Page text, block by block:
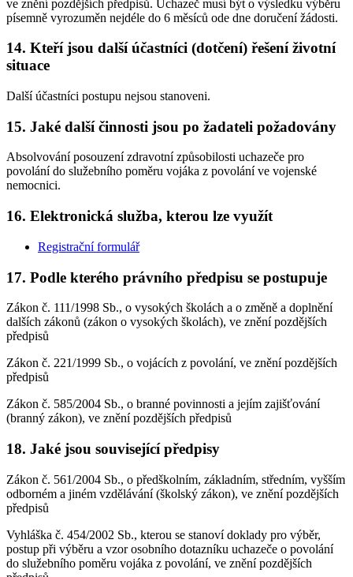
ve znění pozdějších předpisů. Uchazeč musí být o výsledku výběru
písemně vyrozuměn nejdéle do 6 měsíců ode dne doručení žádosti.
14. Kteří jsou další účastníci (dotčení) řešení životní
situace
Další účastníci postupu nejsou stanoveni.
15. Jaké další činnosti jsou po žadateli požadovány
Absolvování posouzení zdravotní způsobilosti uchazeče pro
povolání do služebního poměru vojáka z povolání ve vojenské
nemocnici.
16. Elektronická služba, kterou lze využít
Registrační formulář
17. Podle kterého právního předpisu se postupuje
Zákon č. 111/1998 Sb., o vysokých školách a o změně a doplnění
dalších zákonů (zákon o vysokých školách), ve znění pozdějších
předpisů
Zákon č. 221/1999 Sb., o vojácích z povolání, ve znění pozdějších
předpisů
Zákon č. 585/2004 Sb., o branné povinnosti a jejím zajišťování
(branný zákon), ve znění pozdějších předpisů
18. Jaké jsou související předpisy
Zákon č. 561/2004 Sb., o předškolním, základním, středním, vyšším
odborném a jiném vzdělávání (školský zákon), ve znění pozdějších
předpisů
Vyhláška č. 454/2002 Sb., kterou se stanoví doklady pro výběr,
postup při výběru a vzor osobního dotazníku uchazeče o povolání
do služebního poměru vojáka z povolání, ve znění pozdějších